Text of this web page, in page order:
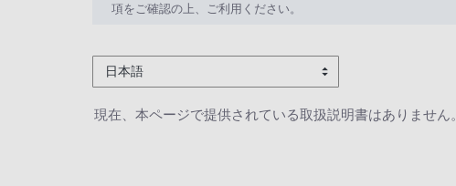
項をご確認の上、ご利用ください。
日本語
現在、本ページで提供されている取扱説明書はありません。